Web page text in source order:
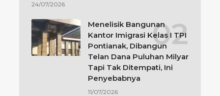
24/07/2026
Menelisik Bangunan
Kantor Imigrasi Kelas I TPI
Pontianak, Dibangun
Telan Dana Puluhan Milyar
Tapi Tak Ditempati, Ini
Penyebabnya
11/07/2026